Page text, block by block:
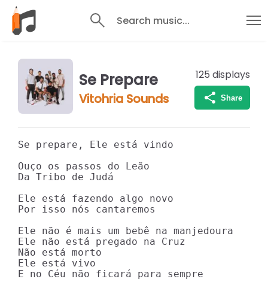
Search music...
Se Prepare
Vitohria Sounds
125 displays
Share
Se prepare, Ele está vindo
Ouço os passos do Leão
Da Tribo de Judá
Ele está fazendo algo novo
Por isso nós cantaremos
Ele não é mais um bebê na manjedoura
Ele não está pregado na Cruz
Não está morto
Ele está vivo
E no Céu não ficará para sempre